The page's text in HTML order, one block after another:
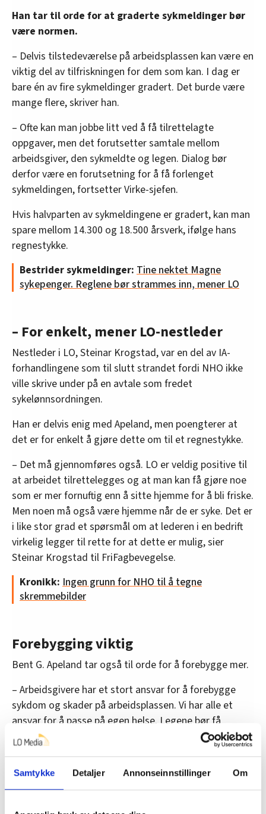
Samtykke Detaljer Annonseinnstillinger Om
Han tar til orde for at graderte sykmeldinger bør
være normen.
– Delvis tilstedeværelse på arbeidsplassen kan være en
viktig del av tilfriskningen for dem som kan. I dag er
bare én av fire sykmeldinger gradert. Det burde være
mange flere, skriver han.
– Ofte kan man jobbe litt ved å få tilrettelagte
oppgaver, men det forutsetter samtale mellom
arbeidsgiver, den sykmeldte og legen. Dialog bør
derfor være en forutsetning for å få forlenget
sykmeldingen, fortsetter Virke-sjefen.
Hvis halvparten av sykmeldingene er gradert, kan man
spare mellom 14.300 og 18.500 årsverk, ifølge hans
regnestykke.
Bestrider sykmeldinger: Tine nektet Magne
sykepenger. Reglene bør strammes inn, mener LO
– For enkelt, mener LO-nestleder
Nestleder i LO, Steinar Krogstad, var en del av IA-
forhandlingene som til slutt strandet fordi NHO ikke
ville skrive under på en avtale som fredet
sykelønnsordningen.
Han er delvis enig med Apeland, men poengterer at
det er for enkelt å gjøre dette om til et regnestykke.
– Det må gjennomføres også. LO er veldig positive til
at arbeidet tilrettelegges og at man kan få gjøre noe
som er mer fornuftig enn å sitte hjemme for å bli friske.
Men noen må også være hjemme når de er syke. Det er
i like stor grad et spørsmål om at lederen i en bedrift
virkelig legger til rette for at dette er mulig, sier
Steinar Krogstad til FriFagbevegelse.
Kronikk: Ingen grunn for NHO til å tegne
skremmebilder
Forebygging viktig
Bent G. Apeland tar også til orde for å forebygge mer.
– Arbeidsgivere har et stort ansvar for å forebygge
sykdom og skader på arbeidsplassen. Vi har alle et
ansvar for å passe på egen helse. Legene bør få
mulighet til å skrive ut fysisk aktivitet på resept, ikke
Han mener det er grunn til å tro at
sykelønnsordningen påvirker sykefraværet.